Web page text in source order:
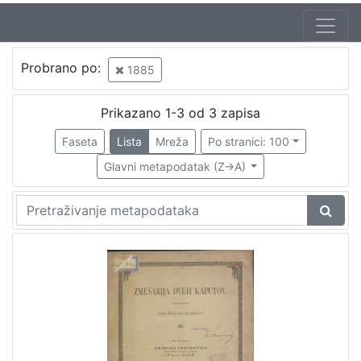
Jezik
hrvatski
Nakladnička
cjelina
Zagreb na pragu modernog doba
Probrano po: 1885
Prikazano 1-3 od 3 zapisa
Faseta Lista Mreža
Po stranici: 100
Glavni metapodatak (Z->A)